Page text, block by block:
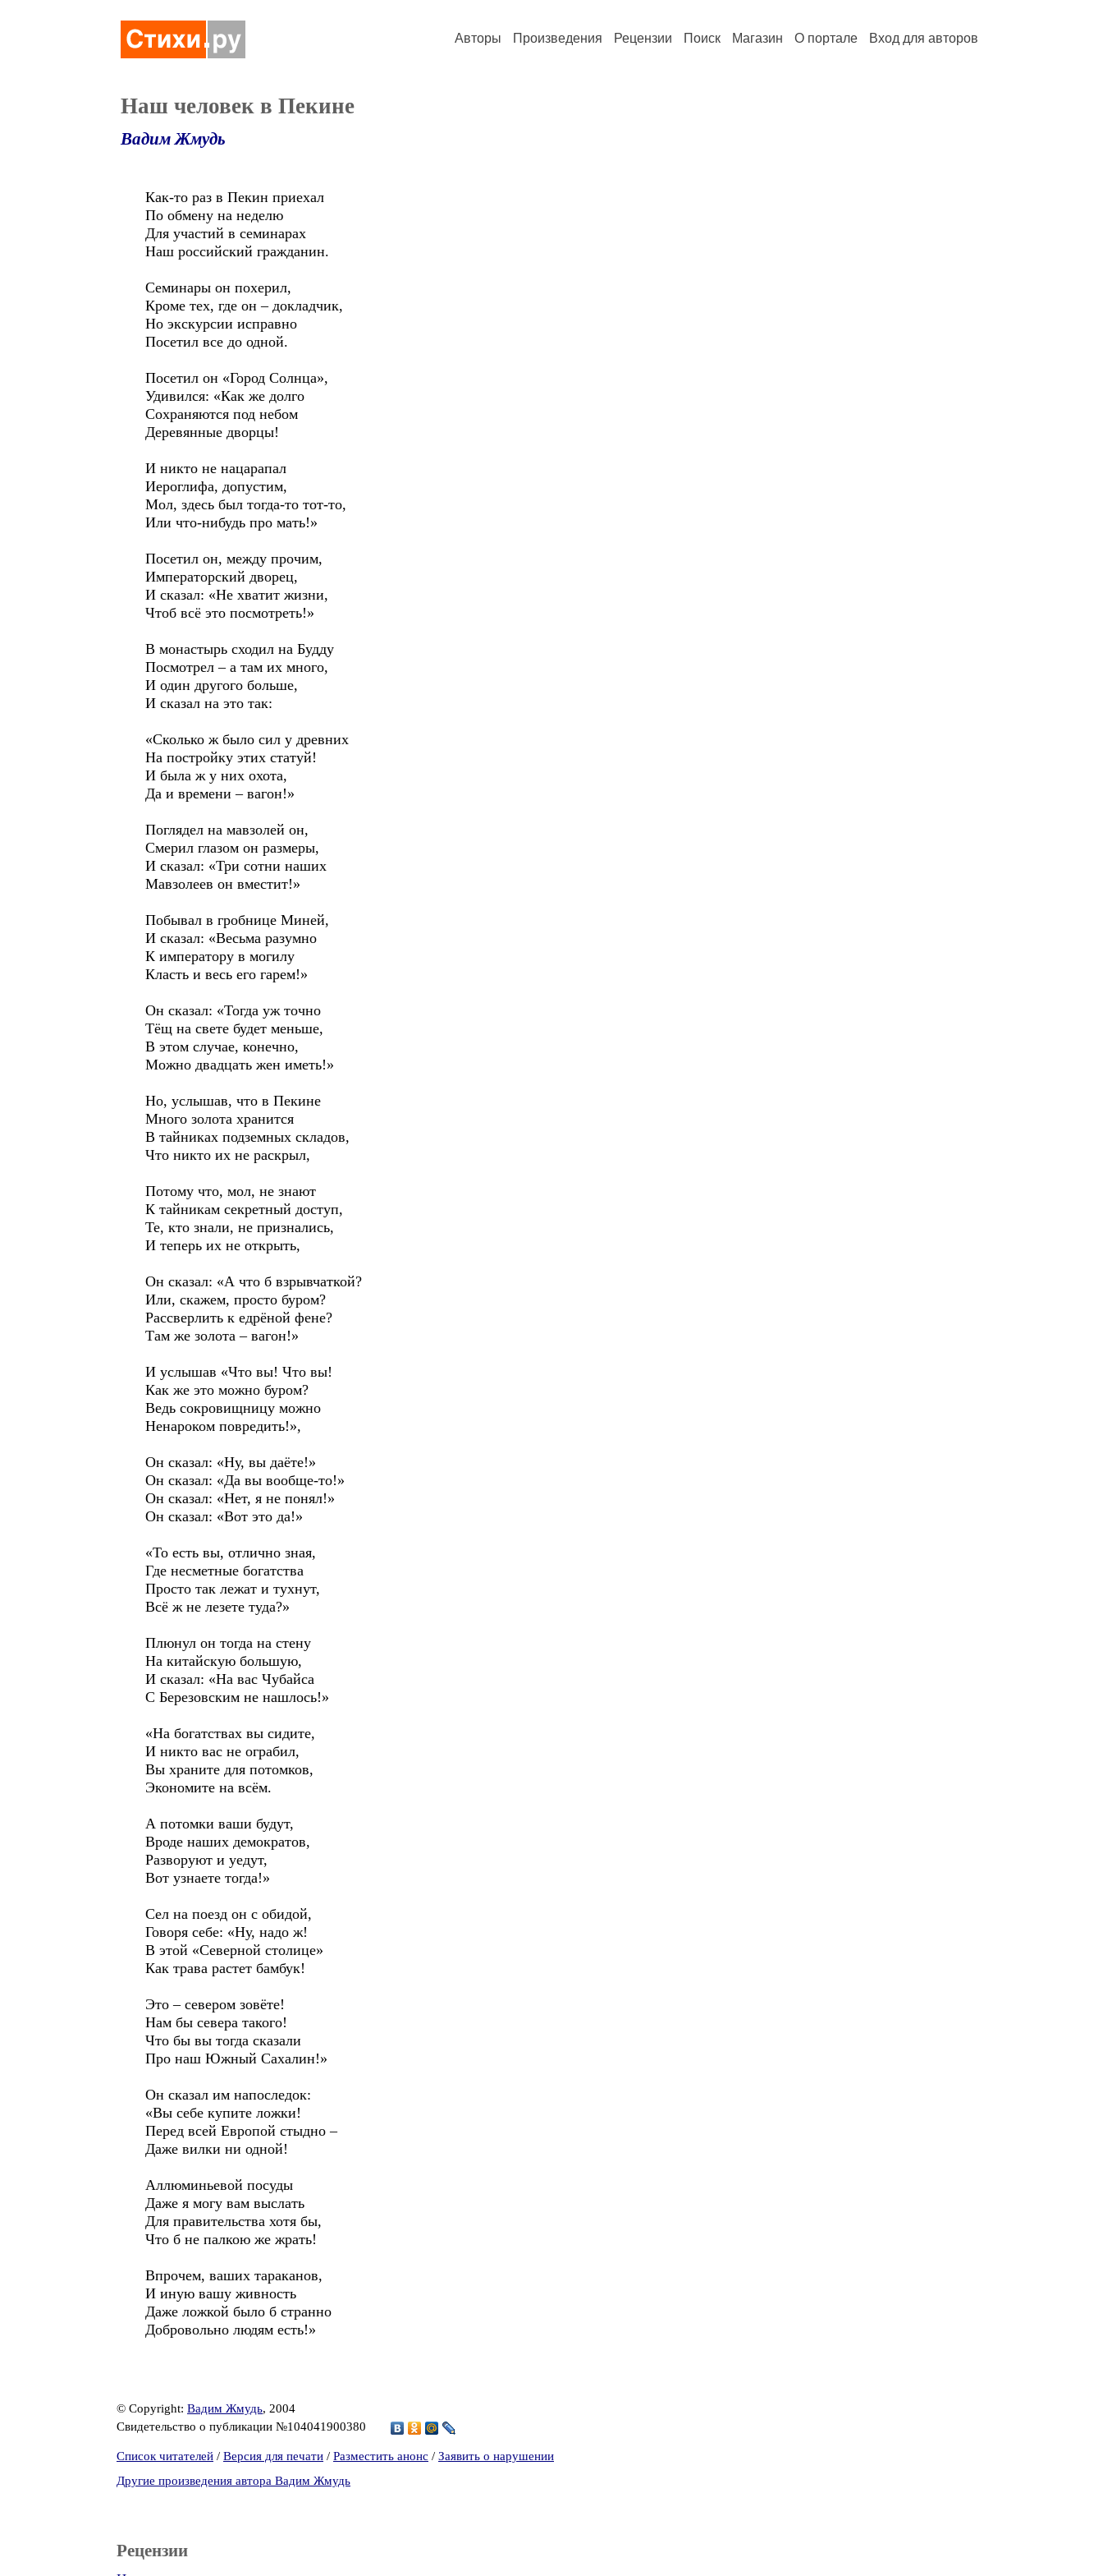
Авторы Произведения Рецензии Поиск Магазин О портале Вход для авторов
Наш человек в Пекине
Вадим Жмудь
Как-то раз в Пекин приехал
По обмену на неделю
Для участий в семинарах
Наш российский гражданин.
Семинары он похерил,
Кроме тех, где он – докладчик,
Но экскурсии исправно
Посетил все до одной.
Посетил он «Город Солнца»,
Удивился: «Как же долго
Сохраняются под небом
Деревянные дворцы!
И никто не нацарапал
Иероглифа, допустим,
Мол, здесь был тогда-то тот-то,
Или что-нибудь про мать!»
Посетил он, между прочим,
Императорский дворец,
И сказал: «Не хватит жизни,
Чтоб всё это посмотреть!»
В монастырь сходил на Будду
Посмотрел – а там их много,
И один другого больше,
И сказал на это так:
«Сколько ж было сил у древних
На постройку этих статуй!
И была ж у них охота,
Да и времени – вагон!»
Поглядел на мавзолей он,
Смерил глазом он размеры,
И сказал: «Три сотни наших
Мавзолеев он вместит!»
Побывал в гробнице Миней,
И сказал: «Весьма разумно
К императору в могилу
Класть и весь его гарем!»
Он сказал: «Тогда уж точно
Тёщ на свете будет меньше,
В этом случае, конечно,
Можно двадцать жен иметь!»
Но, услышав, что в Пекине
Много золота хранится
В тайниках подземных складов,
Что никто их не раскрыл,
Потому что, мол, не знают
К тайникам секретный доступ,
Те, кто знали, не признались,
И теперь их не открыть,
Он сказал: «А что б взрывчаткой?
Или, скажем, просто буром?
Рассверлить к едрёной фене?
Там же золота – вагон!»
И услышав «Что вы! Что вы!
Как же это можно буром?
Ведь сокровищницу можно
Ненароком повредить!»,
Он сказал: «Ну, вы даёте!»
Он сказал: «Да вы вообще-то!»
Он сказал: «Нет, я не понял!»
Он сказал: «Вот это да!»
«То есть вы, отлично зная,
Где несметные богатства
Просто так лежат и тухнут,
Всё ж не лезете туда?»
Плюнул он тогда на стену
На китайскую большую,
И сказал: «На вас Чубайса
С Березовским не нашлось!»
«На богатствах вы сидите,
И никто вас не ограбил,
Вы храните для потомков,
Экономите на всём.
А потомки ваши будут,
Вроде наших демократов,
Разворуют и уедут,
Вот узнаете тогда!»
Сел на поезд он с обидой,
Говоря себе: «Ну, надо ж!
В этой «Северной столице»
Как трава растет бамбук!
Это – севером зовёте!
Нам бы севера такого!
Что бы вы тогда сказали
Про наш Южный Сахалин!»
Он сказал им напоследок:
«Вы себе купите ложки!
Перед всей Европой стыдно –
Даже вилки ни одной!
Аллюминьевой посуды
Даже я могу вам выслать
Для правительства хотя бы,
Что б не палкою же жрать!
Впрочем, ваших тараканов,
И иную вашу живность
Даже ложкой было б странно
Добровольно людям есть!»
© Copyright: Вадим Жмудь, 2004
Свидетельство о публикации №104041900380
Список читателей / Версия для печати / Разместить анонс / Заявить о нарушении
Другие произведения автора Вадим Жмудь
Рецензии